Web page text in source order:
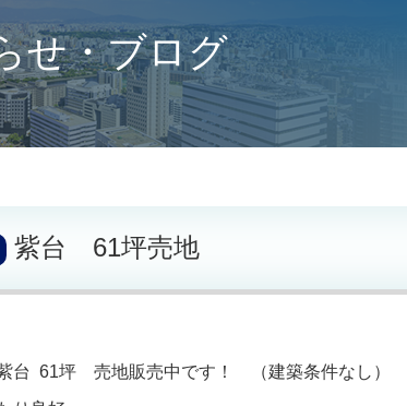
せ・ブログ
紫台 61坪売地
台 61坪 売地販売中です！ （建築条件なし）